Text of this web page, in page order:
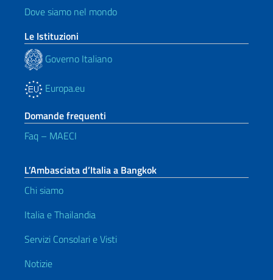
Dove siamo nel mondo
Le Istituzioni
Governo Italiano
Europa.eu
Domande frequenti
Faq – MAECI
L’Ambasciata d’Italia a Bangkok
Chi siamo
Italia e Thailandia
Servizi Consolari e Visti
Notizie